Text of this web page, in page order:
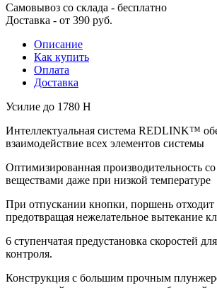
Самовывоз со склада - бесплатно
Доставка - от 390 руб.
Описание
Как купить
Оплата
Доставка
Усилие до 1780 Н
Интеллектуальная система REDLINK™
взаимодействие всех элементов системы
Оптимизированная производительность
веществами даже при низкой температуре
При отпускании кнопки, поршень отходит
предотвращая нежелательное вытекание
6 ступенчатая предустановка скоростей
контроля.
Конструкция с большим прочным